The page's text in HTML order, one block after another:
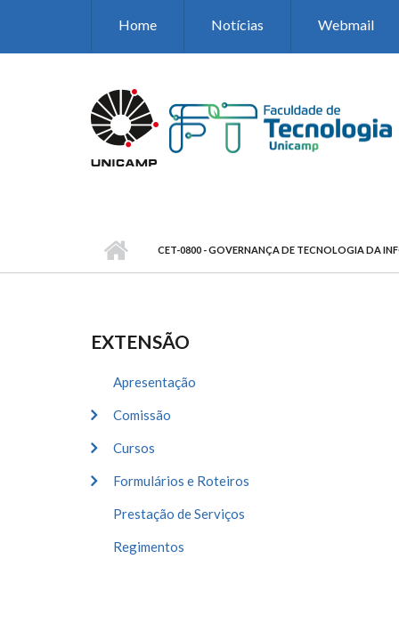
Home Notícias Webmail
CET-0800 - GOVERNANÇA DE TECNOLOGIA DA
EXTENSÃO
Apresentação
Comissão
Cursos
Formulários e Roteiros
Prestação de Serviços
Regimentos